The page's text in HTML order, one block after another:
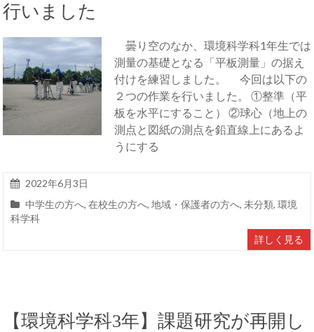
行いました
曇り空のなか、環境科学科1年生では
測量の基礎となる「平板測量」の据え
付けを練習しました。 今回は以下の
２つの作業を行いました。 ①整準（平
板を水平にすること） ②球心（地上の
測点と図紙の測点を鉛直線上にあるよ
うにする
2022年6月3日
中学生の方へ,在校生の方へ,地域・保護者の方へ, 未分類,環境
科学科
詳しく見る
【環境科学科3年】課題研究が再開し